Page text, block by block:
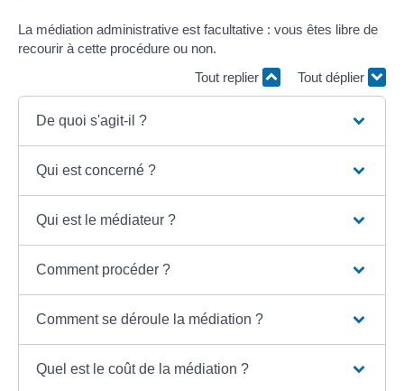
La médiation administrative est facultative : vous êtes libre de
recourir à cette procédure ou non.
Tout replier
Tout déplier
De quoi s'agit-il ?
Qui est concerné ?
Qui est le médiateur ?
Comment procéder ?
Comment se déroule la médiation ?
Quel est le coût de la médiation ?